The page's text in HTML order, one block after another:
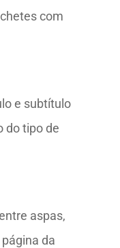
com
e subtítulo
do tipo de
aspas,
da